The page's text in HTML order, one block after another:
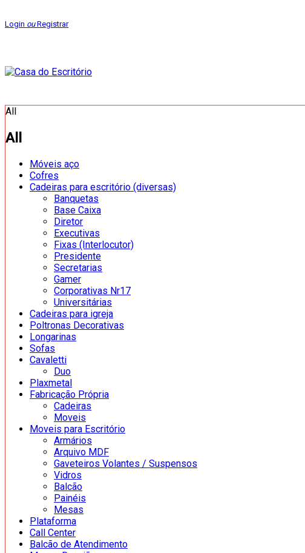
Login ouRegistrar
All
All
Móveis aço
Cofres
Cadeiras para escritório (diversas)
Banquetas
Base Caixa
Diretor
Executivas
Fixas (Interlocutor)
Presidente
Secretarias
Gamer
Corporativas Nr17
Universitárias
Cadeiras para igreja
Poltronas Decorativas
Longarinas
Sofas
Cavaletti
Duo
Plaxmetal
Fabricação Própria
Cadeiras
Moveis
Moveis para Escritório
Armários
Arquivo MDF
Gaveteiros Volantes / Suspensos
Vidros
Balcão
Painéis
Mesas
Plataforma
Call Center
Balcão de Atendimento